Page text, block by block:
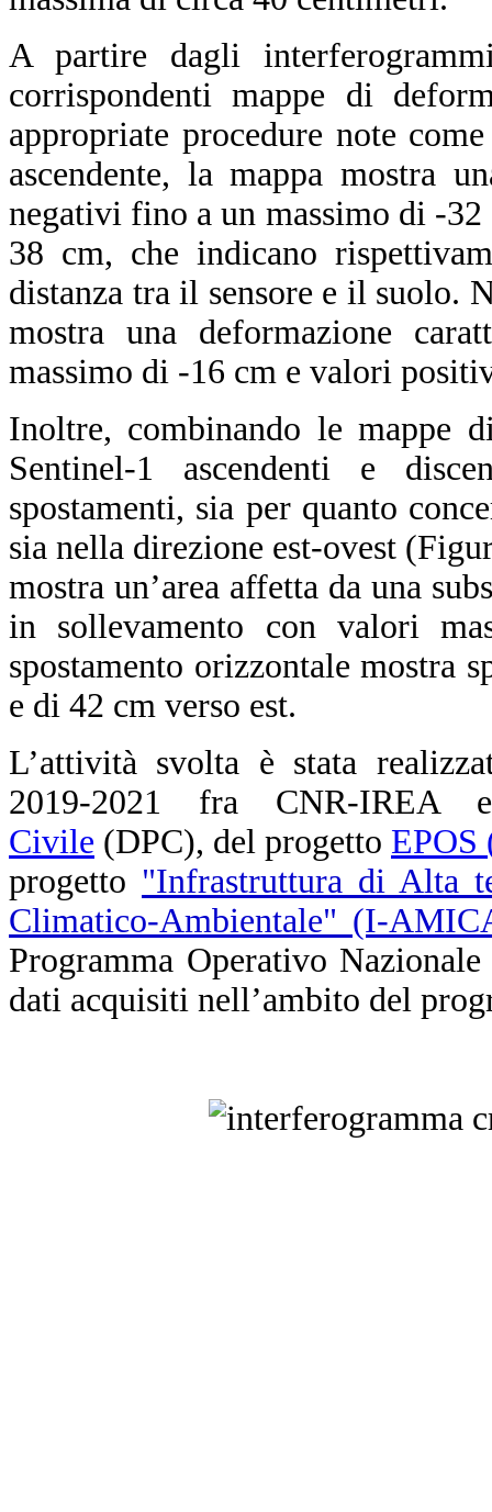
A partire dagli
corrispondenti mappe di
appropriate procedure note
ascendente, la mappa mostra
negativi fino a un massimo di -
38 cm, che indicano
distanza tra il sensore e il suolo.
mostra una deformazione
massimo di -16 cm e valori
Inoltre, combinando le mappe
Sentinel-1 ascendenti e
spostamenti, sia per quanto
sia nella direzione est-ovest
mostra un’area affetta da una
in sollevamento con valori
spostamento orizzontale mostra
e di 42 cm verso est.
L’attività svolta è stata
2019-2021 fra CNR-
Civile (DPC), del progetto EPOS
progetto "Infrastruttura di Alta
Climatico-Ambientale" (I-
Programma Operativo
dati acquisiti nell’ambito del